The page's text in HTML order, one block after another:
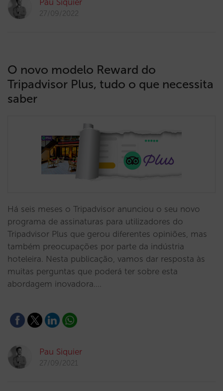
Pau Siquier
27/09/2022
O novo modelo Reward do
Tripadvisor Plus, tudo o que necessita
saber
Há seis meses o Tripadvisor anunciou o seu novo
programa de assinaturas para utilizadores do
Tripadvisor Plus que gerou diferentes opiniões, mas
também preocupações por parte da indústria
hoteleira. Nesta publicação, vamos dar resposta às
muitas perguntas que poderá ter sobre esta
abordagem inovadora.…
Pau Siquier
27/09/2021